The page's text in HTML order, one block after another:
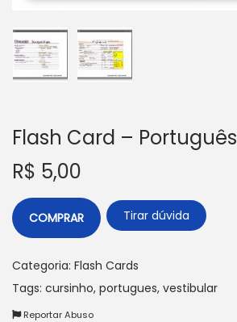
Flash Card – Português
R$ 5,00
COMPRAR Tirar dúvida
Categoria: Flash Cards
Tags: cursinho, portugues, vestibular
Reportar Abuso